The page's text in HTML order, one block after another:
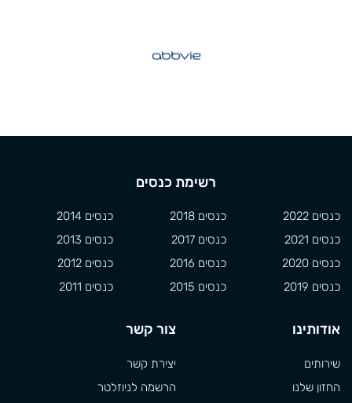
רשימת כנסים
כנסים 2022
כנסים 2021
כנסים 2020
כנסים 2019
כנסים 2018
כנסים 2017
כנסים 2016
כנסים 2015
כנסים 2014
כנסים 2013
כנסים 2012
כנסים 2011
אודותינו
שירותים
החזון שלנו
צור קשר
יצירת קשר
הרשמה לניוזלטר